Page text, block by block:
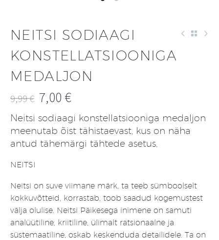
NEITSI SODIAAGI
KONSTELLATSIOONIGA
MEDALJON
9,99€
Algne
hind
oli:
9,99 €.
7,00 €
Praegune
hind
on:
7,00 €.
Neitsi sodiaagi konstellatsiooniga medaljon
meenutab õist tähistaevast, kus on näha
antud tähemärgi tähtede asetus,
NEITSI
Neitsi on suve viimane märk, ta teeb sümboolselt
kokkuvõtteid, korrastab, toob saadud kogemustest
välja olulise. Neitsi Päikesega inimene on samuti
analüütiline, kriitiline, ülimalt ratsionaalne ja
süstemaatiline, oskab keskenduda detailidele. Ta on